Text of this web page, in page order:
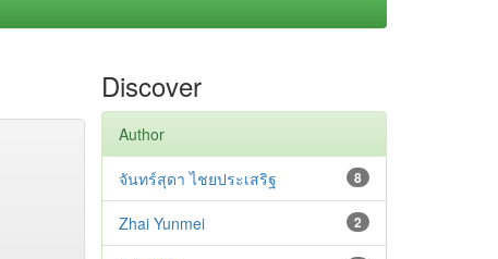
Discover
Author
8
จันทร์สุดา ไชยประเสริฐ
2
Zhai Yunmei